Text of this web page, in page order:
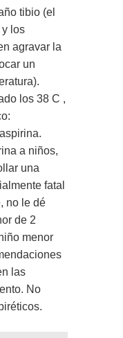
tibio (el
y los
agravar la
un
los 38 C ,
a niños,
una
fatal
no le dé
de 2
menor
las
No